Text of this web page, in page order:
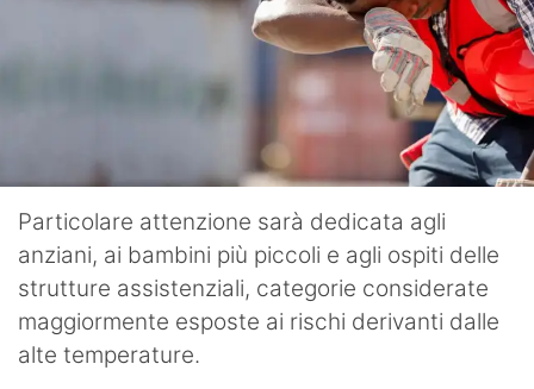
Particolare attenzione sarà dedicata agli
anziani, ai bambini più piccoli e agli ospiti delle
strutture assistenziali, categorie considerate
maggiormente esposte ai rischi derivanti dalle
alte temperature.